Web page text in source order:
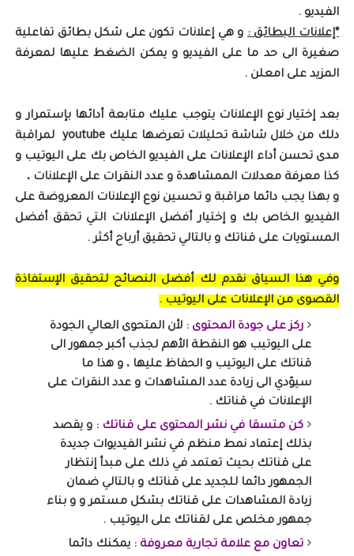
الفيديو .
*إعلانات البطائق :و هي إعلانات تكون على شكل بطائق تفاعلية
صغيرة الى حد ما على الفيديو و يمكن الضغط عليها لمعرفة
المزيد على امعلن .
بعد إختيار نوع الإعلانات يتوجب عليك متابعة أدائها بإستمرار و
دلك من خلال شاشة تحليلات تعرضها عليك youtube لمراقبة
مدى تحسن أداء الإعلانات على الفيديو الخاص بك على اليوتيب و
كذا معرفة معدلات الممشاهدة و عدد النقرات على الإعلانات ،
و بهذا يجب دائما مراقبة و تحسين نوع الإعلانات المعروضة على
الفيديو الخاص بك و إختيار أفضل الإعلانات التي تحقق أفضل
المستويات على قناتك و بالتالي تحقيق أرباح أكثر .
وفي هذا السياق نقدم لك أفضل النصائح لتحقيق الإستفاذة
القصوى من الإعلانات على اليوتيب .
ركز على جودة المحتوى : لأن المتحوى العالي الجودة
على اليوتيب هو النقطة الأهم لجذب أكبر جمهور الى
قناتك على اليوتيب و الحفاظ عليها ، و هذا ما
سيؤدي الى زيادة عدد المشاهدات و عدد النقرات على
الإعلانات في قناتك .
كن متسقا في نشر المحتوى على قناتك : و يقصد
بذلك إعتماد نمط منظم في نشر الفيديوات جديدة
على قناتك بحيث تعتمد في ذلك على مبدأ إنتظار
الجمهور دائما للجديد على قناتك و بالتالي ضمان
زيادة المشاهدات على قناتك بشكل مستمر و و بناء
جمهور مخلص على لقناتك على اليوتيب .
تعاون مع علامة تجارية معروفة : يمكنك دائما